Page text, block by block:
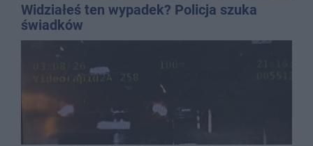
Widziałeś ten wypadek? Policja szuka
świadków